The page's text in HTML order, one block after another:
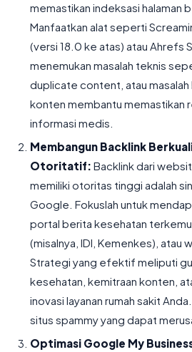
memastikan indeksasi halaman
Manfaatkan alat seperti
(versi 18.0 ke atas) atau Ahrefs
menemukan masalah teknis
duplicate content, atau
konten membantu memastikan
informasi medis.
Membangun Backlink
Otoritatif: Backlink dari
memiliki otoritas tinggi adalah
Google. Fokuslah untuk
portal berita kesehatan
(misalnya, IDI, Kemenkes), atau
Strategi yang efektif meliputi
kesehatan, kemitraan konten,
inovasi layanan rumah sakit
situs spammy yang dapat
Optimasi Google My